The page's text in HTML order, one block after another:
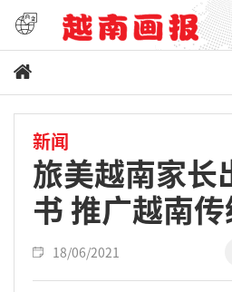
新闻
旅美越南家长
书 推广越南
18/06/2021